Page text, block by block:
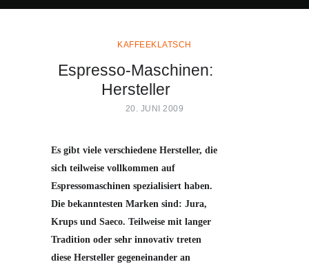
KAFFEEKLATSCH
Espresso-Maschinen:
Hersteller
20. JUNI 2009
Es gibt viele verschiedene Hersteller, die
sich teilweise vollkommen auf
Espressomaschinen spezialisiert haben.
Die bekanntesten Marken sind: Jura,
Krups und Saeco. Teilweise mit langer
Tradition oder sehr innovativ treten
diese Hersteller gegeneinander an